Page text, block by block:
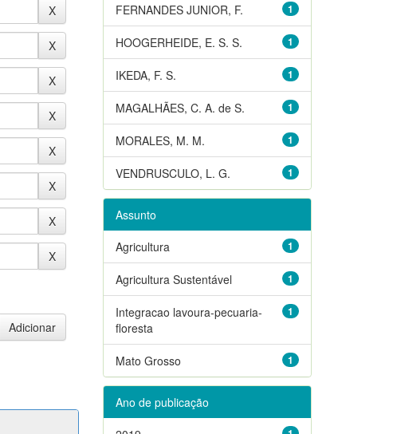
1
FERNANDES JUNIOR, F.
1
HOOGERHEIDE, E. S. S.
1
IKEDA, F. S.
1
MAGALHÃES, C. A. de S.
1
MORALES, M. M.
1
VENDRUSCULO, L. G.
Assunto
1
Agricultura
1
Agricultura Sustentável
1
Integracao lavoura-pecuaria-
floresta
1
Mato Grosso
Ano de publicação